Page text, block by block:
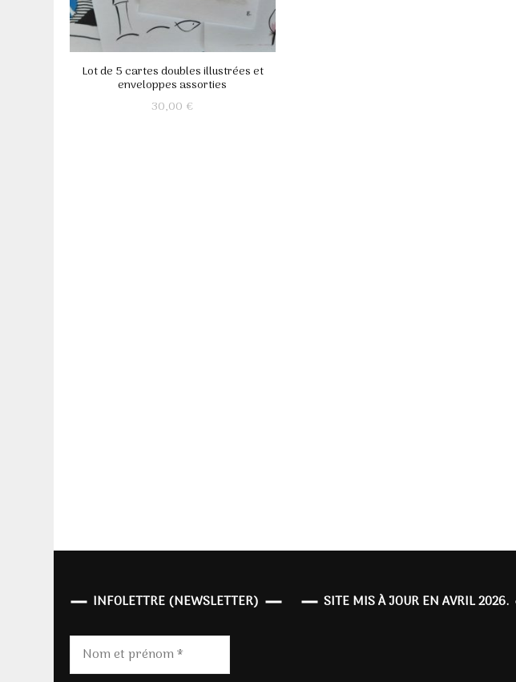
Lot de 5 cartes doubles illustrées et
enveloppes assorties
30,00 €
INFOLETTRE (NEWSLETTER) SITE MIS À JOUR EN AVRIL 2026.